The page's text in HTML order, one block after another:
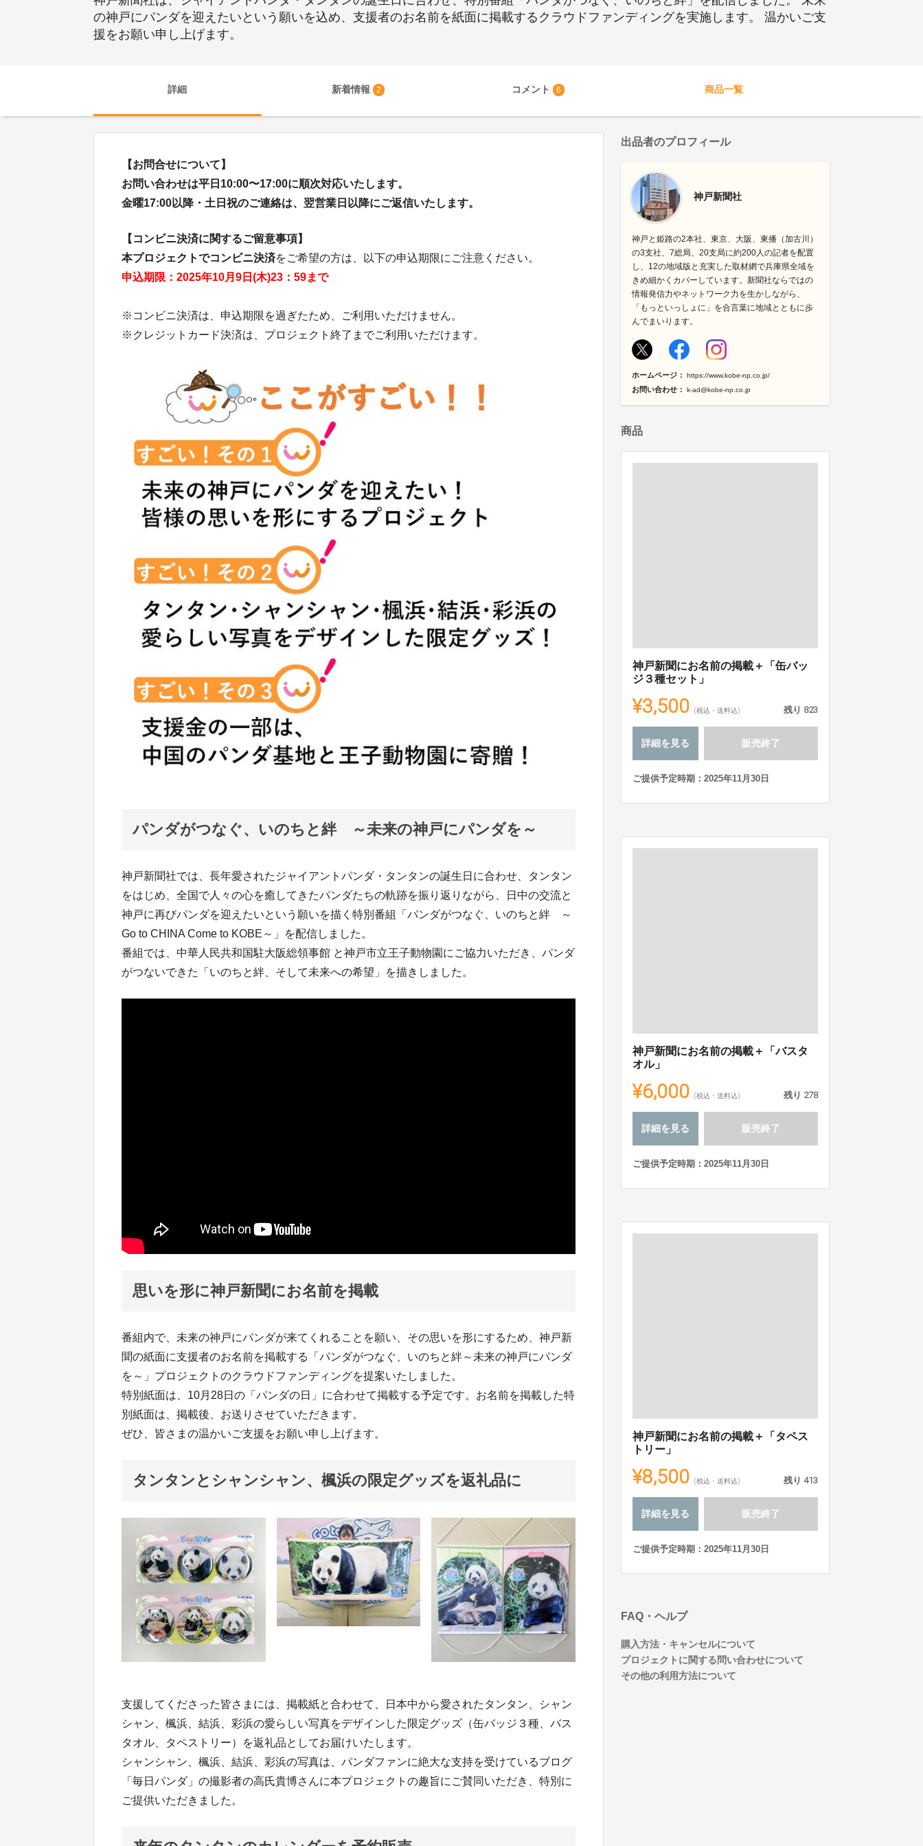
の神戸にパンダを迎えたいという願いを込め、支援者のお名前を紙面に掲載するクラウドファンディングを実施します。 温かいご支
援をお願い申し上げます。
詳細 新着情報 2 コメント 6 商品一覧
【お問合せについて】
お問い合わせは平日10:00〜17:00に順次対応いたします。
金曜17:00以降・土日祝のご連絡は、翌営業日以降にご返信いたします。
【コンビニ決済に関するご留意事項】
本プロジェクトでコンビニ決済をご希望の方は、以下の申込期限にご注意ください。
申込期限：2025年10月9日(木)23：59まで
※コンビニ決済は、申込期限を過ぎたため、ご利用いただけません。
※クレジットカード決済は、プロジェクト終了までご利用いただけます。
パンダがつなぐ、いのちと絆 ～未来の神戸にパンダを～
神戸新聞社では、長年愛されたジャイアントパンダ・タンタンの誕生日に合わせ、タンタン
をはじめ、全国で人々の心を癒してきたパンダたちの軌跡を振り返りながら、日中の交流と
神戸に再びパンダを迎えたいという願いを描く特別番組「パンダがつなぐ、いのちと絆 ～
Go to CHINA Come to KOBE～」を配信しました。
番組では、中華人民共和国駐大阪総領事館 と神戸市立王子動物園にご協力いただき、パンダ
がつないできた「いのちと絆、そして未来への希望」を描きしました。
思いを形に神戸新聞にお名前を掲載
番組内で、未来の神戸にパンダが来てくれることを願い、その思いを形にするため、神戸新
聞の紙面に支援者のお名前を掲載する「パンダがつなぐ、いのちと絆～未来の神戸にパンダ
を～」プロジェクトのクラウドファンディングを提案いたしました。
特別紙面は、10月28日の「パンダの日」に合わせて掲載する予定です。お名前を掲載した特
別紙面は、掲載後、お送りさせていただきます。
ぜひ、皆さまの温かいご支援をお願い申し上げます。
タンタンとシャンシャン、楓浜の限定グッズを返礼品に
支援してくださった皆さまには、掲載紙と合わせて、日本中から愛されたタンタン、シャン
シャン、楓浜、結浜、彩浜の愛らしい写真をデザインした限定グッズ（缶バッジ３種、バス
タオル、タペストリー）を返礼品としてお届けいたします。
シャンシャン、楓浜、結浜、彩浜の写真は、パンダファンに絶大な支持を受けているブログ
「毎日パンダ」の撮影者の高氏貴博さんに本プロジェクトの趣旨にご賛同いただき、特別に
ご提供いただきました。
出品者のプロフィール
神戸新聞社
神戸と姫路の2本社、東京、大阪、東播（加古川）
の3支社、7総局、20支局に約200人の記者を配置
し、12の地域版と充実した取材網で兵庫県全域を
きめ細かくカバーしています。新聞社ならではの
情報発信力やネットワーク力を生かしながら、
「もっといっしょに」を合言葉に地域とともに歩
んでまいります。
ホームページ： https://www.kobe-np.co.jp/
お問い合わせ： k-ad@kobe-np.co.jp
商品
神戸新聞にお名前の掲載＋「缶バッ
ジ３種セット」
¥3,500 (税込・送料込) 残り 823
詳細を見る 販売終了
ご提供予定時期：2025年11月30日
神戸新聞にお名前の掲載＋「バスタ
オル」
¥6,000 (税込・送料込) 残り 278
詳細を見る 販売終了
ご提供予定時期：2025年11月30日
神戸新聞にお名前の掲載＋「タペス
トリー」
¥8,500 (税込・送料込) 残り 413
詳細を見る 販売終了
ご提供予定時期：2025年11月30日
FAQ・ヘルプ
購入方法・キャンセルについて
プロジェクトに関する問い合わせについて
その他の利用方法について